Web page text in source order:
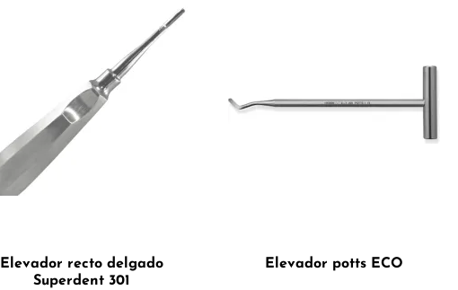
Elevador recto delgado
Superdent 301
Elevador potts ECO